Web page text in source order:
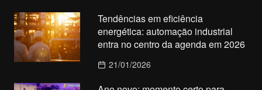
Tendências em eficiência
energética: automação industrial
entra no centro da agenda em 2026
21/01/2026